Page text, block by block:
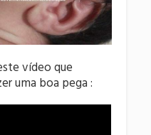
vídeo que
uma boa pega :